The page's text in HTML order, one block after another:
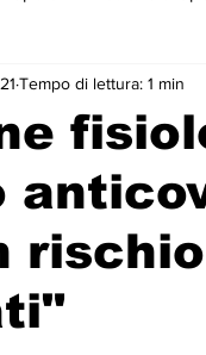
piano
Tempo di lettura: 1 min